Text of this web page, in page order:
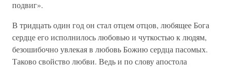
подвиг».
В тридцать один год он стал отцем отцов, любящее Бога
сердце его исполнилось любовью и чуткостью к людям,
безошибочно увлекая в любовь Божию сердца пасомых.
Таково свойство любви. Ведь и по слову апостола